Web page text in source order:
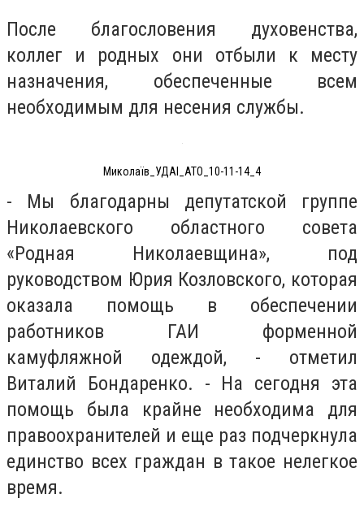
После благословения духовенства,
коллег и родных они отбыли к месту
назначения, обеспеченные всем
необходимым для несения службы.
Миколаїв_УДАІ_АТО_10-11-14_4
- Мы благодарны депутатской группе
Николаевского областного совета
«Родная Николаевщина», под
руководством Юрия Козловского, которая
оказала помощь в обеспечении
работников ГАИ форменной
камуфляжной одеждой, - отметил
Виталий Бондаренко. - На сегодня эта
помощь была крайне необходима для
правоохранителей и еще раз подчеркнула
единство всех граждан в такое нелегкое
время.